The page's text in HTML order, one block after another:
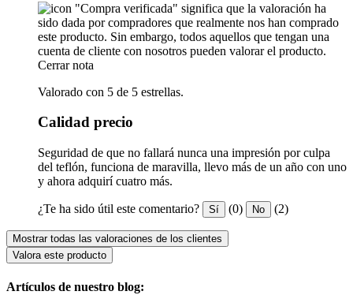
"Compra verificada" significa que la valoración ha
sido dada por compradores que realmente nos han comprado
este producto. Sin embargo, todos aquellos que tengan una
cuenta de cliente con nosotros pueden valorar el producto.
Cerrar nota
Valorado con 5 de 5 estrellas.
Calidad precio
Seguridad de que no fallará nunca una impresión por culpa
del teflón, funciona de maravilla, llevo más de un año con uno
y ahora adquirí cuatro más.
¿Te ha sido útil este comentario? Sí (0) No (2)
Mostrar todas las valoraciones de los clientes
Valora este producto
Artículos de nuestro blog: